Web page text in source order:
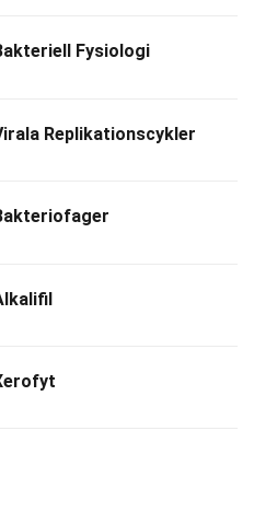
Fysiologi
Replikationscykler